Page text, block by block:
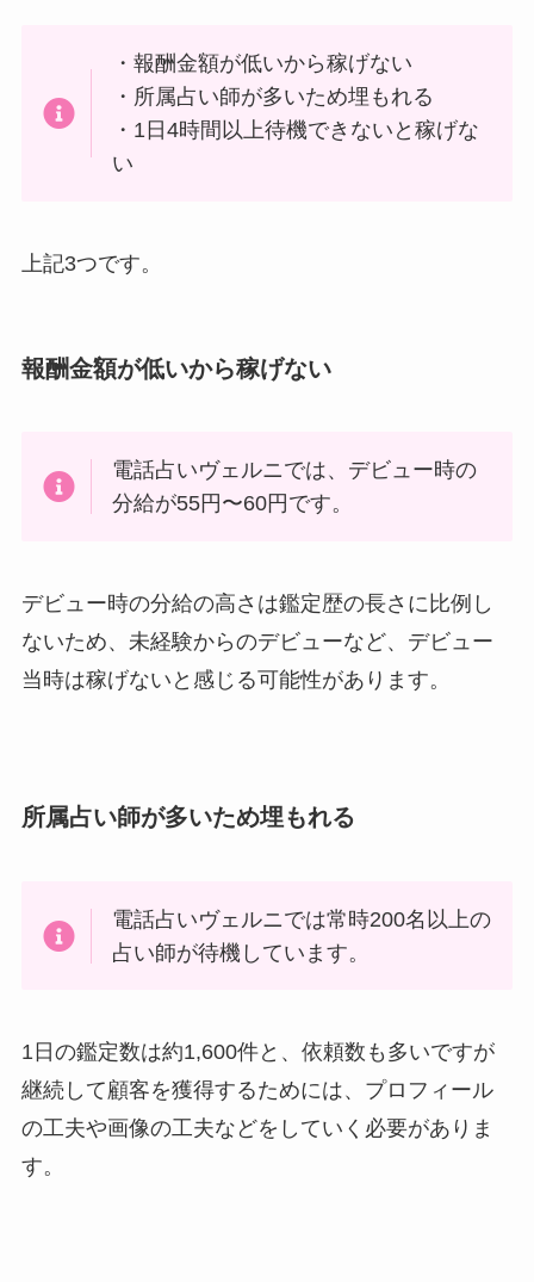
・報酬金額が低いから稼げない
・所属占い師が多いため埋もれる
・1日4時間以上待機できないと稼げな
い
上記3つです。
報酬金額が低いから稼げない
電話占いヴェルニでは、デビュー時の
分給が55円〜60円です。
デビュー時の分給の高さは鑑定歴の長さに比例し
ないため、未経験からのデビューなど、デビュー
当時は稼げないと感じる可能性があります。
所属占い師が多いため埋もれる
電話占いヴェルニでは常時200名以上の
占い師が待機しています。
1日の鑑定数は約1,600件と、依頼数も多いですが
継続して顧客を獲得するためには、プロフィール
の工夫や画像の工夫などをしていく必要がありま
す。